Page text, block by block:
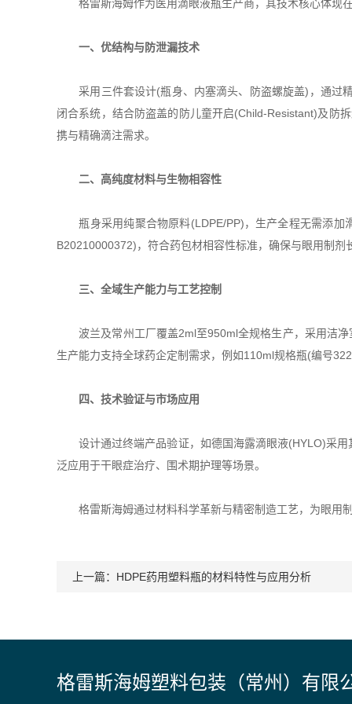
格雷斯海姆作为医用滴眼液瓶生产商，其技术核心体现
一、优结构与防泄漏技术
采用三件套设计(瓶身、内塞滴头、防盗螺旋盖)，通过精
闭合系统，结合防盗盖的防儿童开启(Child-Resistant)及防
携与精确滴注需求。
二、高纯度材料与生物相容性
瓶身采用纯聚合物原料(LDPE/PP)，生产全程无需添加
B20210000372)，符合药包材相容性标准，确保与眼用制
三、全域生产能力与工艺控制
波兰及常州工厂覆盖2ml至950ml全规格生产，采用洁净
生产能力支持全球药企定制需求，例如110ml规格瓶(编号
四、技术验证与市场应用
设计通过终端产品验证，如德国海露滴眼液(HYLO)采用
泛应用于干眼症治疗、围术期护理等场景。
格雷斯海姆通过材料科学革新与精密制造工艺，为眼用制
上一篇： HDPE药用塑料瓶的材料特性与应用分析
格雷斯海姆塑料包装（常州）有限